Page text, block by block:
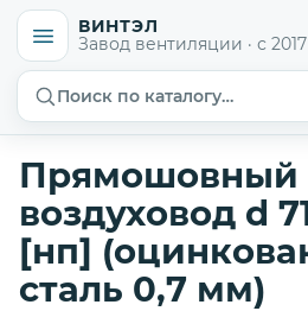
ВИНТЭЛ
Завод вентиляции · с 2017
Поиск по каталогу…
Прямошовный
воздуховод d
[нп]
сталь 0,7 мм)